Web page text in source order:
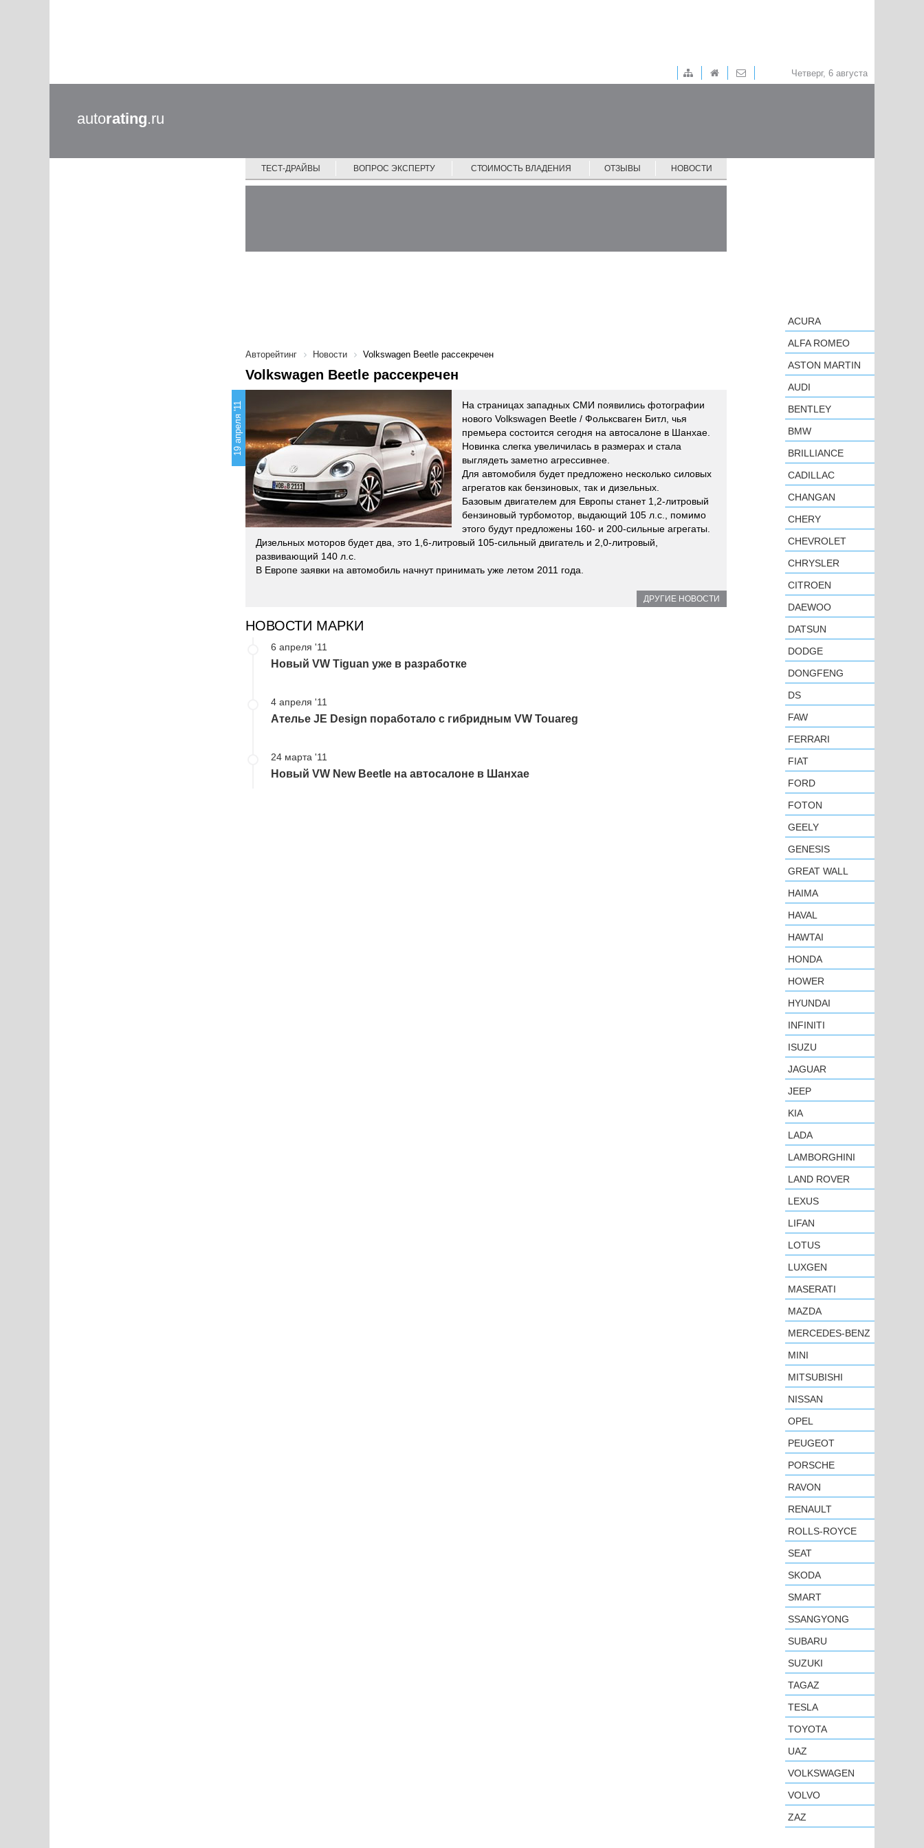
Четверг, 6 августа
autorating.ru
ТЕСТ-ДРАЙВЫ ВОПРОС ЭКСПЕРТУ СТОИМОСТЬ ВЛАДЕНИЯ ОТЗЫВЫ НОВОСТИ
Авторейтинг Новости Volkswagen Beetle рассекречен
Volkswagen Beetle рассекречен
19 апреля '11
На страницах западных СМИ появились фотографии
нового Volkswagen Beetle / Фольксваген Битл, чья
премьера состоится сегодня на автосалоне в Шанхае.
Новинка слегка увеличилась в размерах и стала
выглядеть заметно агрессивнее.
Для автомобиля будет предложено несколько силовых
агрегатов как бензиновых, так и дизельных.
Базовым двигателем для Европы станет 1,2-литровый
бензиновый турбомотор, выдающий 105 л.с., помимо
этого будут предложены 160- и 200-сильные агрегаты.
Дизельных моторов будет два, это 1,6-литровый 105-сильный двигатель и 2,0-литровый,
развивающий 140 л.с.
В Европе заявки на автомобиль начнут принимать уже летом 2011 года.
ДРУГИЕ НОВОСТИ
НОВОСТИ МАРКИ
6 апреля '11
Новый VW Tiguan уже в разработке
4 апреля '11
Ателье JE Design поработало с гибридным VW Touareg
24 марта '11
Новый VW New Beetle на автосалоне в Шанхае
ACURA
ALFA ROMEO
ASTON MARTIN
AUDI
BENTLEY
BMW
BRILLIANCE
CADILLAC
CHANGAN
CHERY
CHEVROLET
CHRYSLER
CITROEN
DAEWOO
DATSUN
DODGE
DONGFENG
DS
FAW
FERRARI
FIAT
FORD
FOTON
GEELY
GENESIS
GREAT WALL
HAIMA
HAVAL
HAWTAI
HONDA
HOWER
HYUNDAI
INFINITI
ISUZU
JAGUAR
JEEP
KIA
LADA
LAMBORGHINI
LAND ROVER
LEXUS
LIFAN
LOTUS
LUXGEN
MASERATI
MAZDA
MERCEDES-BENZ
MINI
MITSUBISHI
NISSAN
OPEL
PEUGEOT
PORSCHE
RAVON
RENAULT
ROLLS-ROYCE
SEAT
SKODA
SMART
SSANGYONG
SUBARU
SUZUKI
TAGAZ
TESLA
TOYOTA
UAZ
VOLKSWAGEN
VOLVO
ZAZ